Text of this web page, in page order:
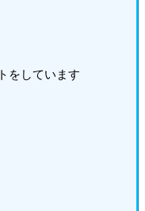
をしています